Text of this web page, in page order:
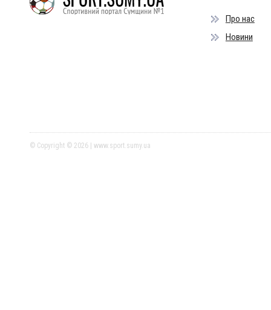
Про нас
Новини
© Copyright © 2026 | www.sport.sumy.ua